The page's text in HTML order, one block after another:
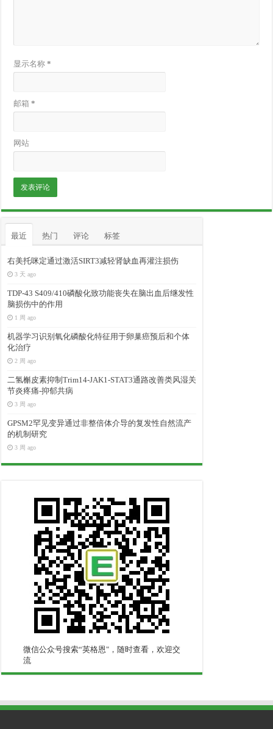
显示名称*
邮箱*
网站
最近 热门 评论 标签
右美托咪定通过激活SIRT3减轻肾缺血再灌注损伤
3 天 ago
TDP-43 S409/410磷酸化致功能丧失在脑出血后继发性
脑损伤中的作用
1 周 ago
机器学习识别氧化磷酸化特征用于卵巢癌预后和个体
化治疗
2 周 ago
二氢槲皮素抑制Trim14-JAK1-STAT3通路改善类风湿关
节炎疼痛-抑郁共病
3 周 ago
GPSM2罕见变异通过非整倍体介导的复发性自然流产
的机制研究
3 周 ago
微信公众号搜索“英格恩"，随时查看，欢迎交
流